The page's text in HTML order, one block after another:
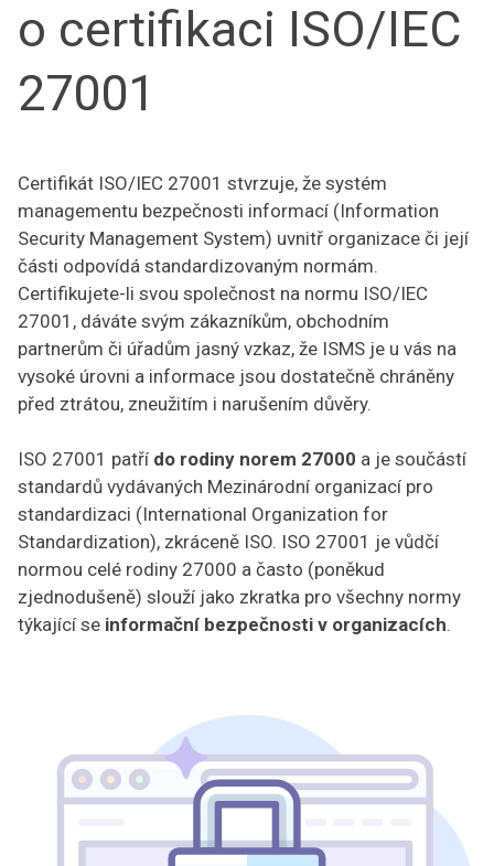
o certifikaci ISO/IEC
27001
Certifikát ISO/IEC 27001 stvrzuje, že systém
managementu bezpečnosti informací (Information
Security Management System) uvnitř organizace či její
části odpovídá standardizovaným normám.
Certifikujete-li svou společnost na normu ISO/IEC
27001, dáváte svým zákazníkům, obchodním
partnerům či úřadům jasný vzkaz, že ISMS je u vás na
vysoké úrovni a informace jsou dostatečně chráněny
před ztrátou, zneužitím i narušením důvěry.
ISO 27001 patří do rodiny norem 27000 a je součástí
standardů vydávaných Mezinárodní organizací pro
standardizaci (International Organization for
Standardization), zkráceně ISO. ISO 27001 je vůdčí
normou celé rodiny 27000 a často (poněkud
zjednodušeně) slouží jako zkratka pro všechny normy
týkající se informační bezpečnosti v organizacích.